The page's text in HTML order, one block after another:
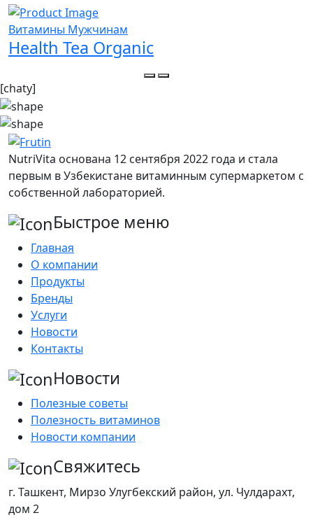
Витамины Мужчинам
Health Tea Organic
[chaty]
NutriVita основана 12 сентября 2022 года и стала
первым в Узбекистане витаминным супермаркетом с
собственной лабораторией.
Быстрое меню
Главная
О компании
Продукты
Бренды
Услуги
Новости
Контакты
Новости
Полезные советы
Полезность витаминов
Новости компании
Свяжитесь
г. Ташкент, Мирзо Улугбекский район, ул. Чулдарахт,
дом 2